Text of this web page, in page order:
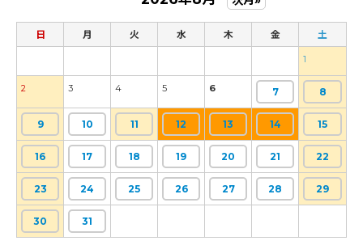
日 月 火 水 木 金 土
1
2 3 4 5 6 7 8
9 10 11 12 13 14 15
16 17 18 19 20 21 22
23 24 25 26 27 28 29
30 31